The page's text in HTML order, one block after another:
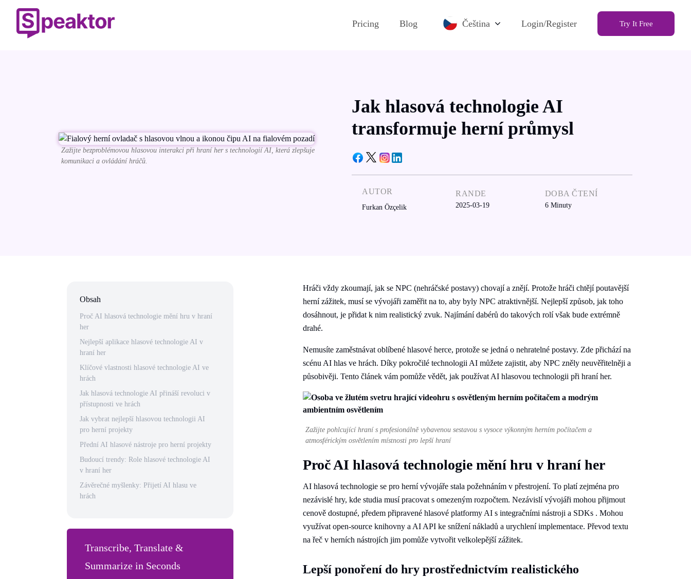
Pricing Blog Čeština Login/Register Try It Free
Zažijte bezproblémovou hlasovou interakci při hraní her s technologií AI, která zlepšuje
komunikaci a ovládání hráčů.
Jak hlasová technologie AI
transformuje herní průmysl
AUTOR
Furkan Özçelik
RANDE
2025-03-19
DOBA ČTENÍ
6 Minuty
Obsah
Proč AI hlasová technologie mění hru v hraní
her
Nejlepší aplikace hlasové technologie AI v
hraní her
Klíčové vlastnosti hlasové technologie AI ve
hrách
Jak hlasová technologie AI přináší revoluci v
přístupnosti ve hrách
Jak vybrat nejlepší hlasovou technologii AI
pro herní projekty
Přední AI hlasové nástroje pro herní projekty
Budoucí trendy: Role hlasové technologie AI
v hraní her
Závěrečné myšlenky: Přijetí AI hlasu ve
hrách
Transcribe, Translate &
Summarize in Seconds
Hráči vždy zkoumají, jak se NPC (nehráčské postavy) chovají a znějí. Protože hráči chtějí poutavější
herní zážitek, musí se vývojáři zaměřit na to, aby byly NPC atraktivnější. Nejlepší způsob, jak toho
dosáhnout, je přidat k nim realistický zvuk. Najímání dabérů do takových rolí však bude extrémně
drahé.
Nemusíte zaměstnávat oblíbené hlasové herce, protože se jedná o nehratelné postavy. Zde přichází na
scénu AI hlas ve hrách. Díky pokročilé technologii AI můžete zajistit, aby NPC zněly neuvěřitelněji a
působivěji. Tento článek vám pomůže vědět, jak používat AI hlasovou technologii při hraní her.
Zažijte pohlcující hraní s profesionálně vybavenou sestavou s vysoce výkonným herním počítačem a
atmosférickým osvětlením místnosti pro lepší hraní
Proč AI hlasová technologie mění hru v hraní her
AI hlasová technologie se pro herní vývojáře stala požehnáním v přestrojení. To platí zejména pro
nezávislé hry, kde studia musí pracovat s omezeným rozpočtem. Nezávislí vývojáři mohou přijmout
cenově dostupné, předem připravené hlasové platformy AI s integračními nástroji a SDKs . Mohou
využívat open-source knihovny a AI API ke snížení nákladů a urychlení implementace. Převod textu
na řeč v herních nástrojích jim pomůže vytvořit velkolepější zážitek.
Lepší ponoření do hry prostřednictvím realistického